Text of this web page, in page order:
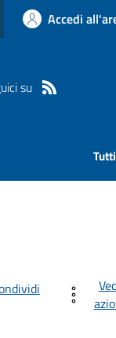
Accedi
su